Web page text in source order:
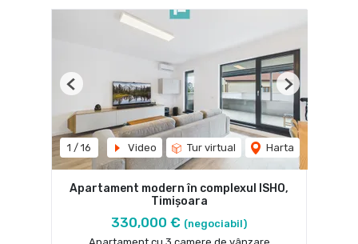
1 / 16 Video Tur virtual Harta
Previous Next
Apartament modern în complexul ISHO,
Timișoara
330,000 € (negociabil)